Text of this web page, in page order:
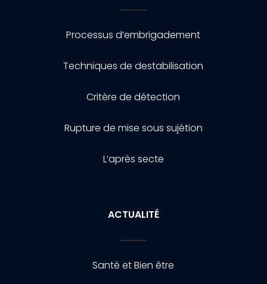
Processus d’embrigadement
Techniques de destabilisation
Critère de détection
Rupture de mise sous sujétion
L’après secte
ACTUALITÉ
Santé et Bien être